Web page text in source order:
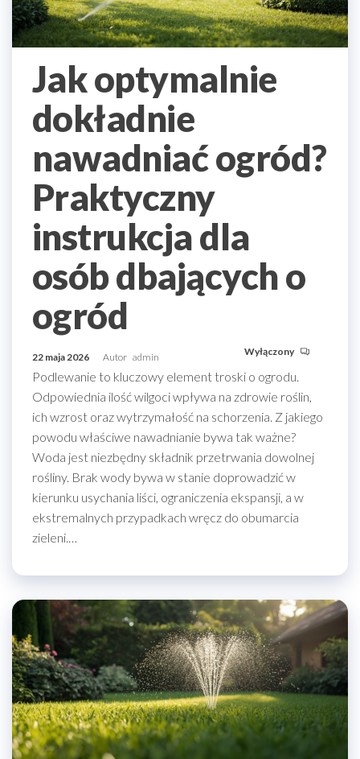
Jak optymalnie
dokładnie
nawadniać ogród?
Praktyczny
instrukcja dla
osób dbających o
ogród
22 maja 2026 Autor admin Wyłączony
Podlewanie to kluczowy element troski o ogrodu.
Odpowiednia ilość wilgoci wpływa na zdrowie roślin,
ich wzrost oraz wytrzymałość na schorzenia. Z jakiego
powodu właściwe nawadnianie bywa tak ważne?
Woda jest niezbędny składnik przetrwania dowolnej
rośliny. Brak wody bywa w stanie doprowadzić w
kierunku usychania liści, ograniczenia ekspansji, a w
ekstremalnych przypadkach wręcz do obumarcia
zieleni.…